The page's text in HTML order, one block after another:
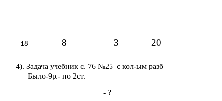
8 3 20
4). Задача учебник с. 76 №25 с кол-ым разб
Было-9р.- по 2ст.
- ?